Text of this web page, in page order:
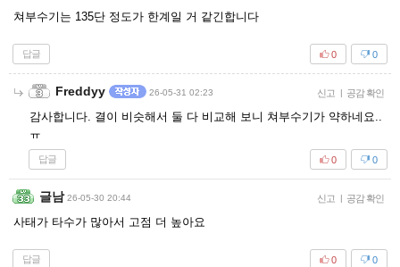
쳐부수기는 135단 정도가 한계일 거 같긴합니다
답글 0
0
Freddyy 26-05-31 02:23 신고 | 공감 확인
감사합니다. 결이 비슷해서 둘 다 비교해 보니 쳐부수기가 약하네요..
ㅠ
답글 0
0
글남 26-05-30 20:44 신고 | 공감 확인
사태가 타수가 많아서 고점 더 높아요
답글 0
0